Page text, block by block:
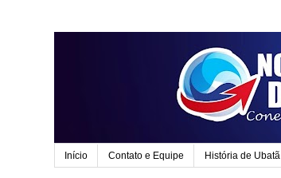
Início Contato e Equipe História de Ubatã